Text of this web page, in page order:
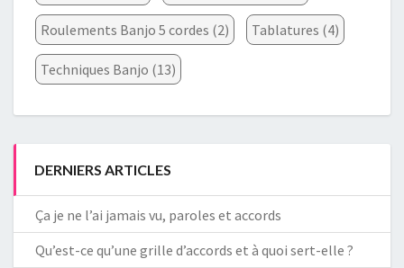
Roulements Banjo 5 cordes (2) Tablatures (4)
Techniques Banjo (13)
DERNIERS ARTICLES
Ça je ne l’ai jamais vu, paroles et accords
Qu’est-ce qu’une grille d’accords et à quoi sert-elle ?